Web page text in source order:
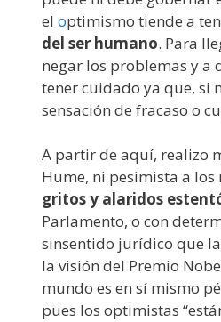
el optimismo tiende a
del ser humano. Para
negar los problemas y a
tener cuidado ya que, si
sensación de fracaso o
A partir de aquí, realizo
Hume, ni pesimista a los
gritos y alaridos
Parlamento, o con
sinsentido jurídico que
la visión del Premio
mundo es en sí mismo
pues los optimistas